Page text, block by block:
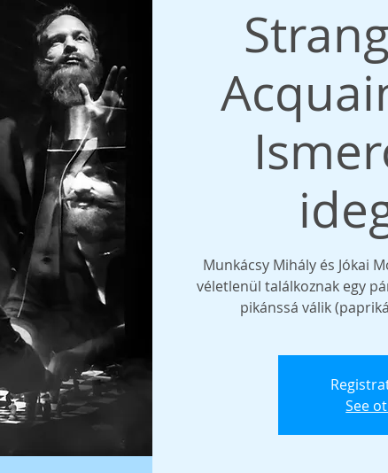
Munkácsy Mihály és Jókai
véletlenül találkoznak egy
pikánssá válik
See